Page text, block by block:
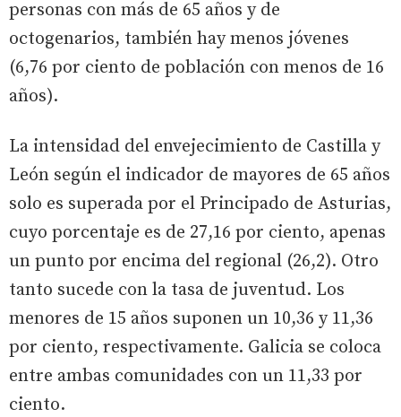
personas con más de 65 años y de
octogenarios, también hay menos jóvenes
(6,76 por ciento de población con menos de 16
años).
La intensidad del envejecimiento de Castilla y
León según el indicador de mayores de 65 años
solo es superada por el Principado de Asturias,
cuyo porcentaje es de 27,16 por ciento, apenas
un punto por encima del regional (26,2). Otro
tanto sucede con la tasa de juventud. Los
menores de 15 años suponen un 10,36 y 11,36
por ciento, respectivamente. Galicia se coloca
entre ambas comunidades con un 11,33 por
ciento.